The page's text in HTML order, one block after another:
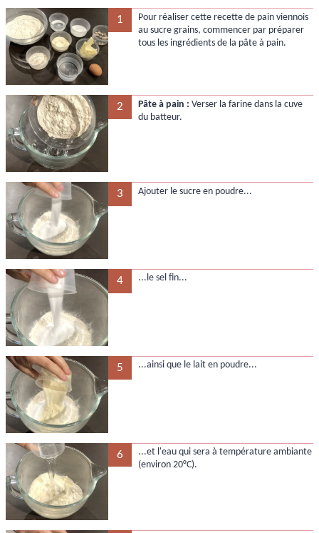
1
Pour réaliser cette recette de pain viennois
au sucre grains, commencer par préparer
tous les ingrédients de la pâte à pain.
2 Pâte à pain : Verser la farine dans la cuve
du batteur.
3 Ajouter le sucre en poudre...
4 ...le sel fin...
5 ...ainsi que le lait en poudre...
6
...et l'eau qui sera à température ambiante
(environ 20°C).